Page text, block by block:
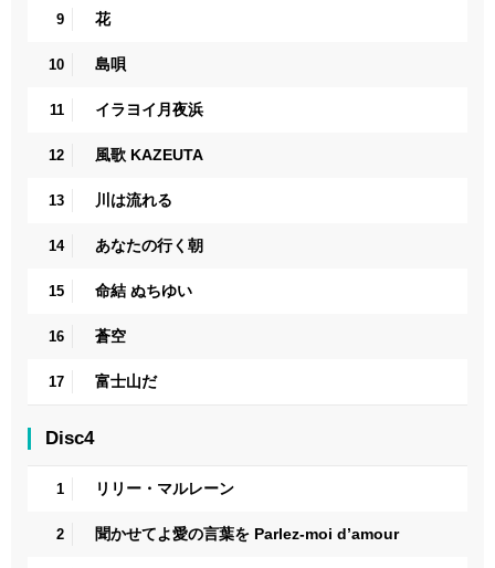
9 花
10 島唄
11 イラヨイ月夜浜
12 風歌 KAZEUTA
13 川は流れる
14 あなたの行く朝
15 命結 ぬちゆい
16 蒼空
17 富士山だ
Disc4
1 リリー・マルレーン
2 聞かせてよ愛の言葉を Parlez-moi d’amour